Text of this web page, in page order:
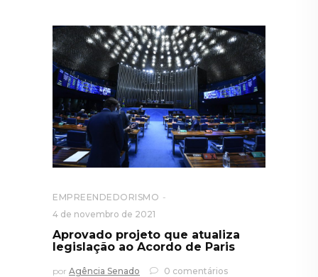
EMPREENDEDORISMO
4 de novembro de 2021
Aprovado projeto que atualiza
legislação ao Acordo de Paris
por Agência Senado 0 comentários